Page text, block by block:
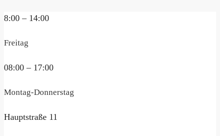
8:00 – 14:00
Freitag
08:00 – 17:00
Montag-Donnerstag
Hauptstraße 11